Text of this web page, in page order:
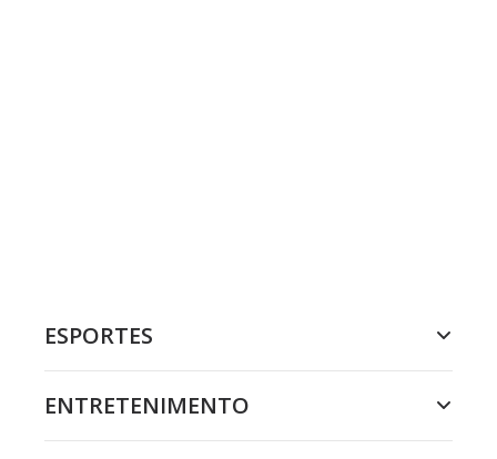
ESPORTES
ENTRETENIMENTO